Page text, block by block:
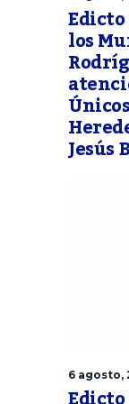
los
Jesús
6 agosto,